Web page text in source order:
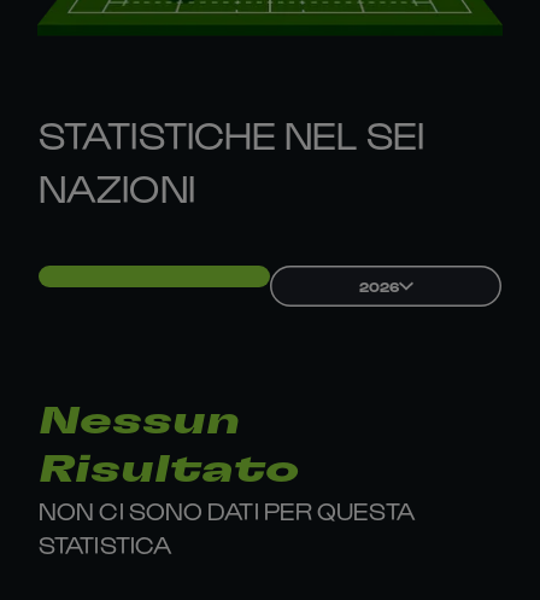
STATISTICHE NEL SEI
NAZIONI
2026
Nessun
Risultato
NON CI SONO DATI PER QUESTA
STATISTICA